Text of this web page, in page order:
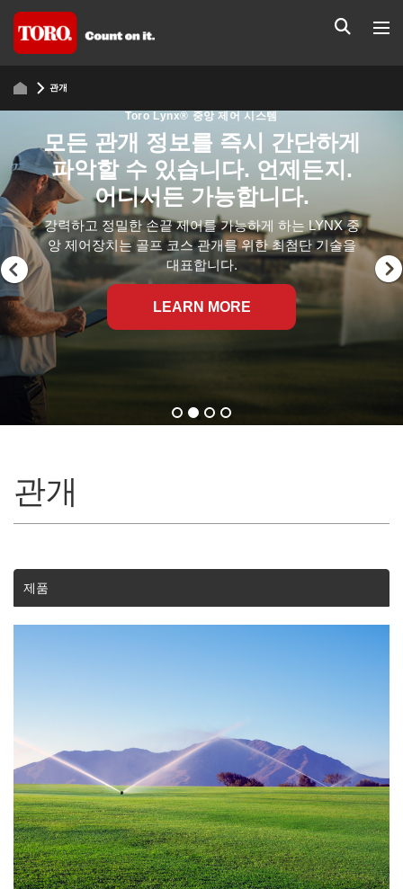
관개
Toro Lynx® 중앙 제어 시스템
모든 관개 정보를 즉시 간단하게
파악할 수 있습니다. 언제든지.
어디서든 가능합니다.
강력하고 정밀한 손끝 제어를 가능하게 하는 LYNX 중
앙 제어장치는 골프 코스 관개를 위한 최첨단 기술을
대표합니다.
LEARN MORE
관개
제품